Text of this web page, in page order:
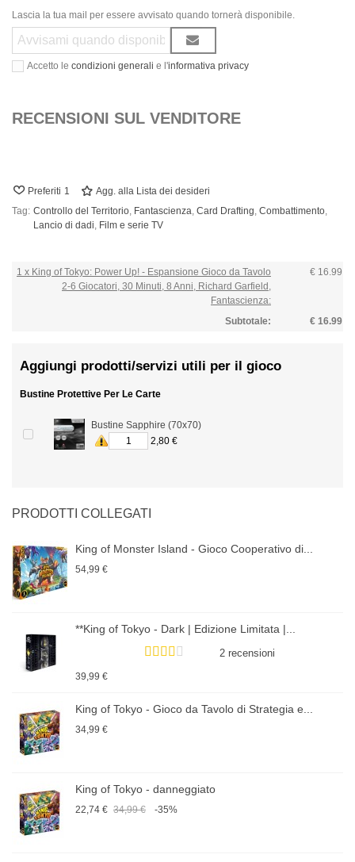
Lascia la tua mail per essere avvisato quando tornerà disponibile.
Accetto le condizioni generali e l'informativa privacy
RECENSIONI SUL VENDITORE
Preferiti 1
Agg. alla Lista dei desideri
Tag: Controllo del Territorio, Fantascienza, Card Drafting, Combattimento,
Lancio di dadi, Film e serie TV
1 x King of Tokyo: Power Up! - Espansione Gioco da Tavolo
2-6 Giocatori, 30 Minuti, 8 Anni, Richard Garfield,
Fantascienza:
€ 16.99
Subtotale: € 16.99
Aggiungi prodotti/servizi utili per il gioco
Bustine Protettive Per Le Carte
Bustine Sapphire (70x70)
2,80 €
PRODOTTI COLLEGATI
King of Monster Island - Gioco Cooperativo di...
54,99 €
**King of Tokyo - Dark | Edizione Limitata |...
2 recensioni
39,99 €
King of Tokyo - Gioco da Tavolo di Strategia e...
34,99 €
King of Tokyo - danneggiato
22,74 € 34,99 € -35%